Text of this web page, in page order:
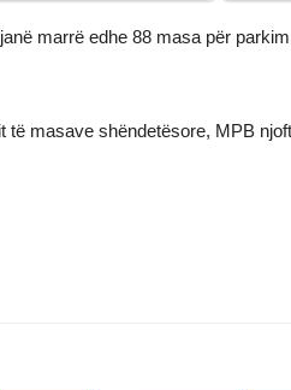
marrë edhe 88 masa për
të masave shëndetësore, MPB